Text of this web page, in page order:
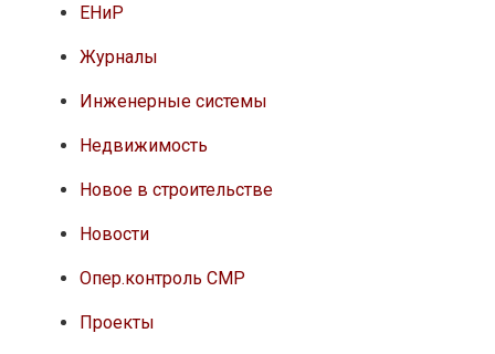
ЕНиР
Журналы
Инженерные системы
Недвижимость
Новое в строительстве
Новости
Опер.контроль СМР
Проекты